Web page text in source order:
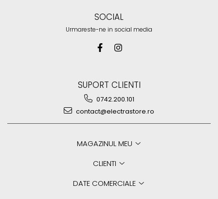
SOCIAL
Urmareste-ne in social media
SUPORT CLIENTI
0742.200.101
contact@electrastore.ro
MAGAZINUL MEU
CLIENTI
DATE COMERCIALE